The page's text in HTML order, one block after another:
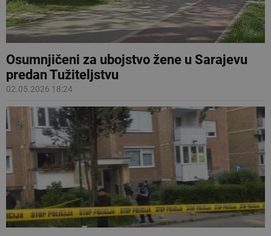
Osumnjičeni za ubojstvo žene u Sarajevu
predan Tužiteljstvu
02.05.2026 18:24